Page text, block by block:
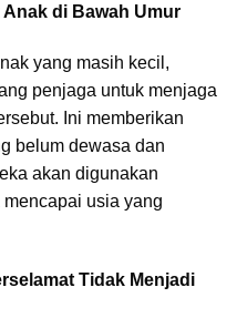
di Bawah Umur
yang masih kecil,
penjaga untuk menjaga
Ini memberikan
belum dewasa dan
akan digunakan
usia yang
Tidak Menjadi